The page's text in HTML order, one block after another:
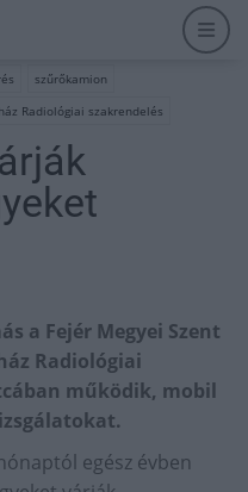
szűrőkamion
Radiológiai szakrendelés
a Fejér Megyei Szent
Radiológiai
működik, mobil
egész évben